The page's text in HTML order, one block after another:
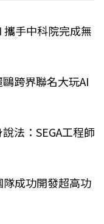
攜手中科院完成無
跨界聯名大玩AI
法：SEGA工程師
成功開發超高功